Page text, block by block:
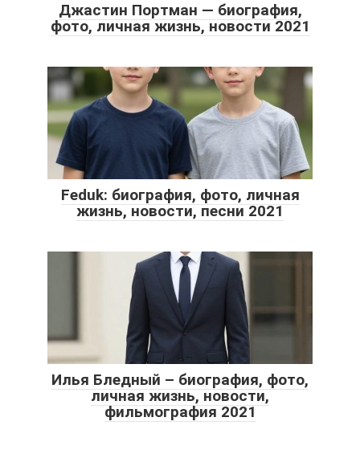
Джастин Портман — биография,
фото, личная жизнь, новости 2021
Feduk: биография, фото, личная
жизнь, новости, песни 2021
Илья Бледный – биография, фото,
личная жизнь, новости,
фильмография 2021